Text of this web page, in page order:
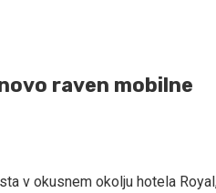
raven mobilne
v okusnem okolju hotela